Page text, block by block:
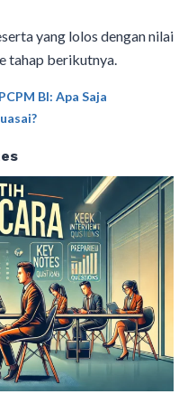
yang lolos dengan nilai
tahap berikutnya.
BI: Apa Saja